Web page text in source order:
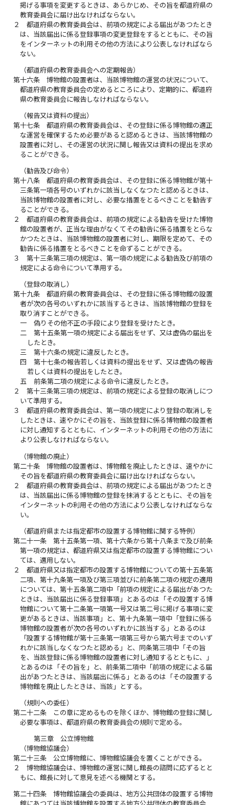
掲げる事項を変更するときは、あらかじめ、その旨を都道府県の
教育委員会に届け出なければならない。
２
都道府県の教育委員会は、前項の規定による届出があつたとき
は、当該届出に係る登録事項の変更登録をするとともに、その旨
をインターネットの利用その他の方法により公表しなければなら
ない。
（都道府県の教育委員会への定期報告）
第十六条
博物館の設置者は、当該博物館の運営の状況について、
都道府県の教育委員会の定めるところにより、定期的に、都道府
県の教育委員会に報告しなければならない。
（報告又は資料の提出）
第十七条
都道府県の教育委員会は、その登録に係る博物館の適正
な運営を確保するため必要があると認めるときは、当該博物館の
設置者に対し、その運営の状況に関し報告又は資料の提出を求め
ることができる。
（勧告及び命令）
第十八条
都道府県の教育委員会は、その登録に係る博物館が第十
三条第一項各号のいずれかに該当しなくなつたと認めるときは、
当該博物館の設置者に対し、必要な措置をとるべきことを勧告す
ることができる。
２
都道府県の教育委員会は、前項の規定による勧告を受けた博物
館の設置者が、正当な理由がなくてその勧告に係る措置をとらな
かつたときは、当該博物館の設置者に対し、期限を定めて、その
勧告に係る措置をとるべきことを命ずることができる。
３
第十三条第三項の規定は、第一項の規定による勧告及び前項の
規定による命令について準用する。
（登録の取消し）
第十九条
都道府県の教育委員会は、その登録に係る博物館の設置
者が次の各号のいずれかに該当するときは、当該博物館の登録を
取り消すことができる。
一
偽りその他不正の手段により登録を受けたとき。
二
第十五条第一項の規定による届出をせず、又は虚偽の届出を
したとき。
三
第十六条の規定に違反したとき。
四
第十七条の報告若しくは資料の提出をせず、又は虚偽の報告
若しくは資料の提出をしたとき。
五
前条第二項の規定による命令に違反したとき。
２
第十三条第三項の規定は、前項の規定による登録の取消しにつ
いて準用する。
３
都道府県の教育委員会は、第一項の規定により登録の取消しを
したときは、速やかにその旨を、当該登録に係る博物館の設置者
に対し通知するとともに、インターネットの利用その他の方法に
より公表しなければならない。
（博物館の廃止）
第二十条
博物館の設置者は、博物館を廃止したときは、速やかに
その旨を都道府県の教育委員会に届け出なければならない。
２
都道府県の教育委員会は、前項の規定による届出があつたとき
は、当該届出に係る博物館の登録を抹消するとともに、その旨を
インターネットの利用その他の方法により公表しなければならな
い。
（都道府県または指定都市の設置する博物館に関する特例）
第二十一条
第十五条第一項、第十六条から第十八条まで及び前条
第一項の規定は、都道府県又は指定都市の設置する博物館につい
ては、適用しない。
２
都道府県又は指定都市の設置する博物館についての第十五条第
二項、第十九条第一項及び第三項並びに前条第二項の規定の適用
については、第十五条第二項中「前項の規定による届出があつた
ときは、当該届出に係る登録事項」とあるのは「その設置する博
物館について第十二条第一項第一号又は第二号に掲げる事項に変
更があるときは、当該事項」と、第十九条第一項中「登録に係る
博物館の設置者が次の各号のいずれかに該当する」とあるのは
「設置する博物館が第十三条第一項第三号から第六号までのいず
れかに該当しなくなつたと認める」と、同条第三項中「その旨
を、当該登録に係る博物館の設置者に対し通知するとともに、」
とあるのは「その旨を」と、前条第二項中「前項の規定による届
出があつたときは、当該届出に係る」とあるのは「その設置する
博物館を廃止したときは、当該」とする。
（規則への委任）
第二十二条
この章に定めるものを除くほか、博物館の登録に関し
必要な事項は、都道府県の教育委員会の規則で定める。
第三章 公立博物館
（博物館協議会）
第二十三条
公立博物館に、博物館協議会を置くことができる。
２
博物館協議会は、博物館の運営に関し館長の諮問に応ずるとと
もに、館長に対して意見を述べる機関とする。
第二十四条
博物館協議会の委員は、地方公共団体の設置する博物